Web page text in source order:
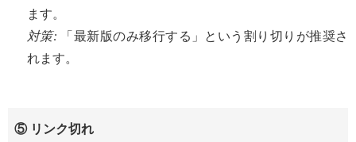
ます。
対策: 「最新版のみ移行する」という割り切りが推奨さ
れます。
⑤ リンク切れ